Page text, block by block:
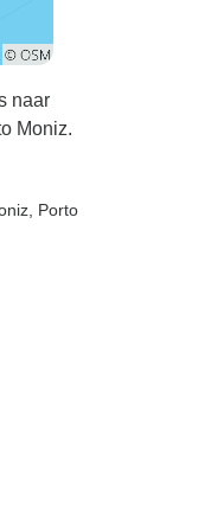
naar
Moniz.
, Porto